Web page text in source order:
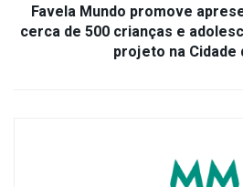
Favela Mundo promove
cerca de 500 crianças e
projeto na Cidade